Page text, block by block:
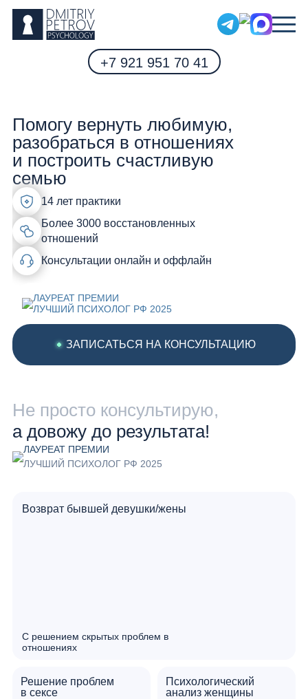
+7 921 951 70 41
Помогу вернуть любимую,
разобраться в отношениях
и построить счастливую
семью
Мужской психолог
14 лет практики
Более 3000 восстановленных
отношений
Консультации онлайн и оффлайн
ЛАУРЕАТ ПРЕМИИ
ЛУЧШИЙ ПСИХОЛОГ РФ 2025
ЗАПИСАТЬСЯ НА КОНСУЛЬТАЦИЮ
Не просто консультирую,
а довожу до результата!
ЛАУРЕАТ ПРЕМИИ
ЛУЧШИЙ ПСИХОЛОГ РФ 2025
Возврат бывшей девушки/жены
С решением скрытых проблем в
отношениях
Решение проблем
в сексе
Психологический
анализ женщины